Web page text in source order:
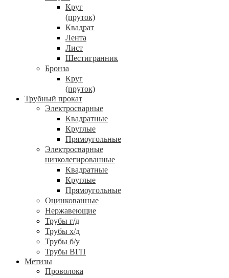
Круг
(пруток)
Квадрат
Лента
Лист
Шестигранник
Бронза
Круг
(пруток)
Трубный прокат
Электросварные
Квадратные
Круглые
Прямоугольные
Электросварные
низколегированные
Квадратные
Круглые
Прямоугольные
Оцинкованные
Нержавеющие
Трубы г/д
Трубы х/д
Трубы б/у
Трубы ВГП
Метизы
Проволока